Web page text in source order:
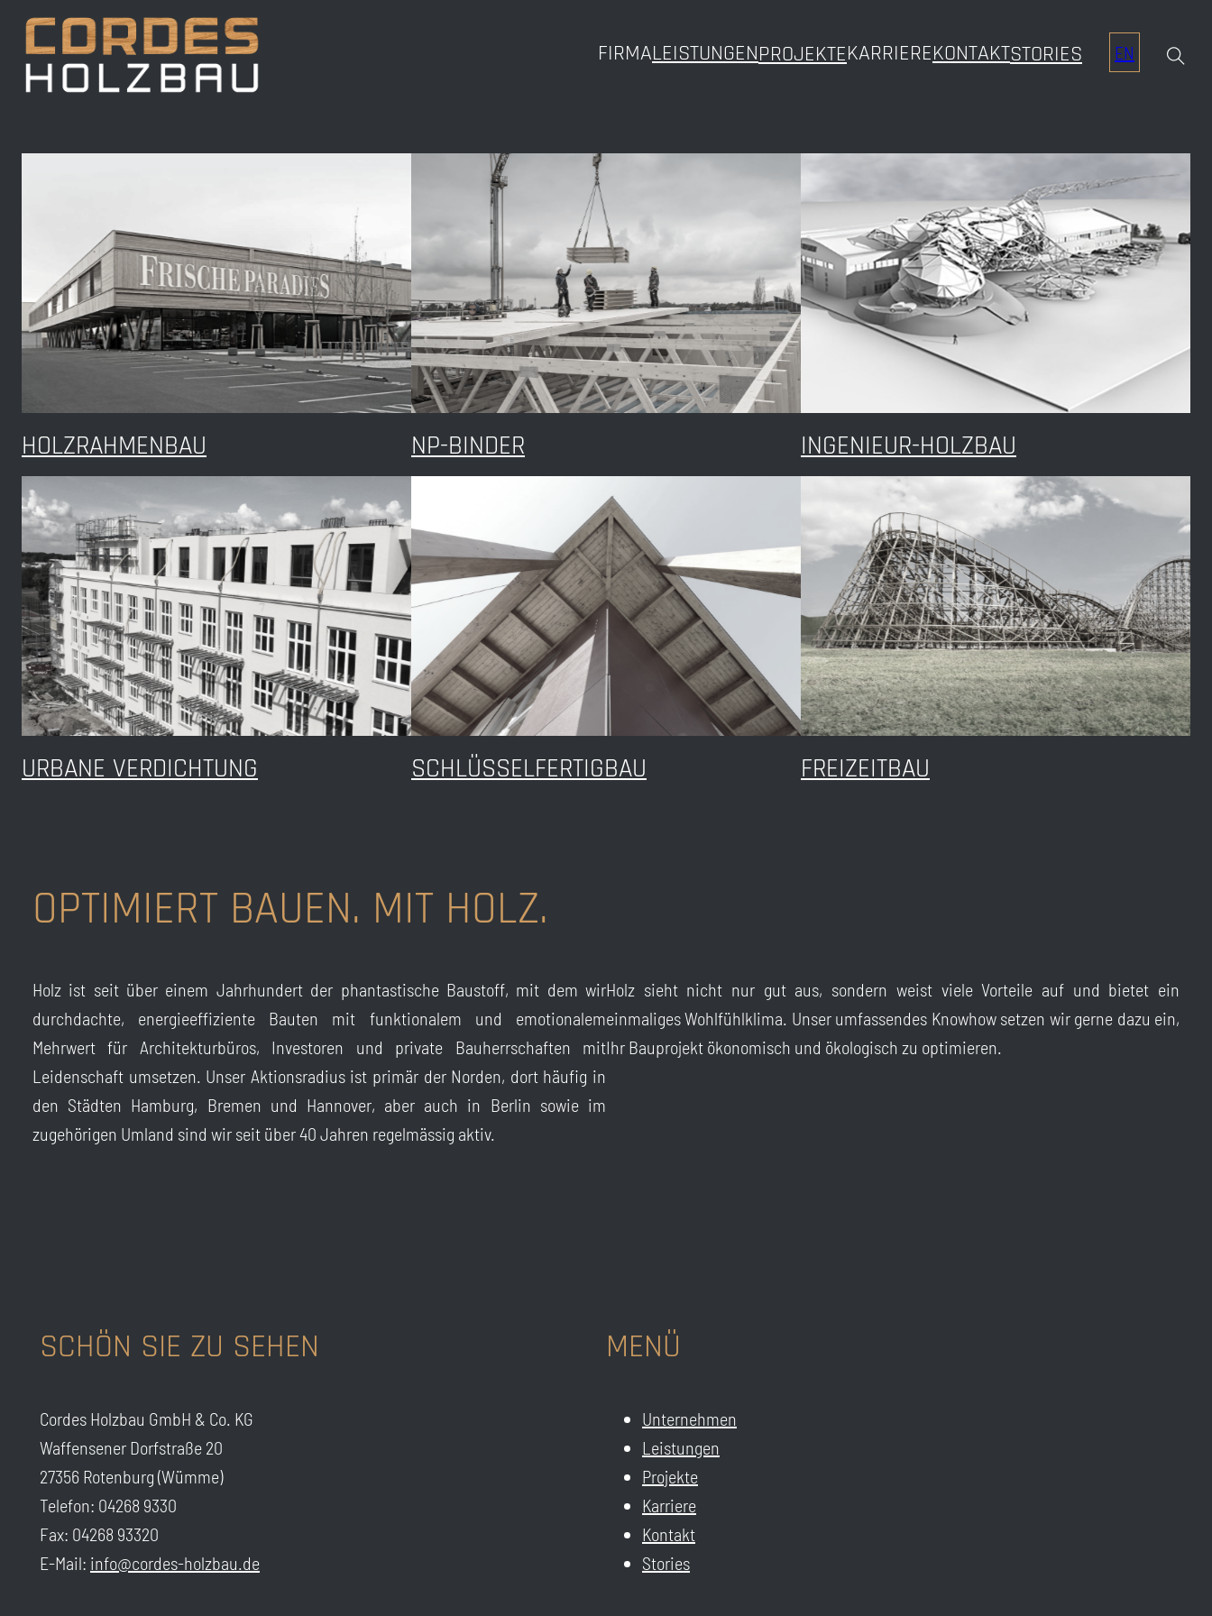
FIRMALEISTUNGENPROJEKTEKARRIEREKONTAKTSTORIES EN
HOLZRAHMENBAU NP-BINDER INGENIEUR-HOLZBAU
URBANE VERDICHTUNG SCHLÜSSELFERTIGBAU FREIZEITBAU
OPTIMIERT BAUEN. MIT HOLZ.
Holz ist seit über einem Jahrhundert der phantastische Baustoff, mit dem wir
durchdachte, energieeffiziente Bauten mit funktionalem und emotionalem
Mehrwert für Architekturbüros, Investoren und private Bauherrschaften mit
Leidenschaft umsetzen. Unser Aktionsradius ist primär der Norden, dort häufig in
den Städten Hamburg, Bremen und Hannover, aber auch in Berlin sowie im
zugehörigen Umland sind wir seit über 40 Jahren regelmässig aktiv.
Holz sieht nicht nur gut aus, sondern weist viele Vorteile auf und bietet ein
einmaliges Wohlfühlklima. Unser umfassendes Knowhow setzen wir gerne dazu ein,
Ihr Bauprojekt ökonomisch und ökologisch zu optimieren.
SCHÖN SIE ZU SEHEN
Cordes Holzbau GmbH & Co. KG
Waffensener Dorfstraße 20
27356 Rotenburg (Wümme)
Telefon: 04268 9330
Fax: 04268 93320
E-Mail: info@cordes-holzbau.de
MENÜ
Unternehmen
Leistungen
Projekte
Karriere
Kontakt
Stories